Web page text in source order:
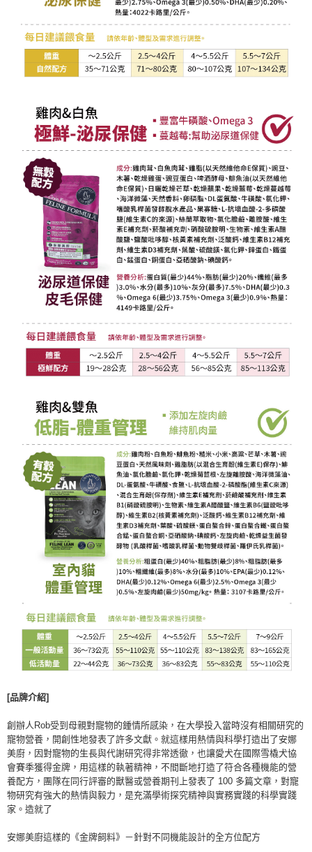
[品牌介紹]
創辦人 Rob受到母親對寵物的鍾情所感染，在大學投入當時沒有相關研究的
寵物營養，開創性地發表了許多文獻。就這樣用熱情與科學打造出了安娜
美廚，因對寵物的生長與代謝研究得非常透徹，也讓愛犬在國際雪橇犬協
會賽季獲得金牌，用這樣的執著精神，不間斷地打造了符合各種機能的營
養配方，團隊在同行評審的獸醫或營養期刊上發表了 100 多篇文章，對寵
物研究有強大的熱情與毅力，是充滿學術探究精神與實務實踐的科學實踐
家。造就了
安娜美廚這樣的《金牌飼料》 －針對不同機能設計的全方位配方